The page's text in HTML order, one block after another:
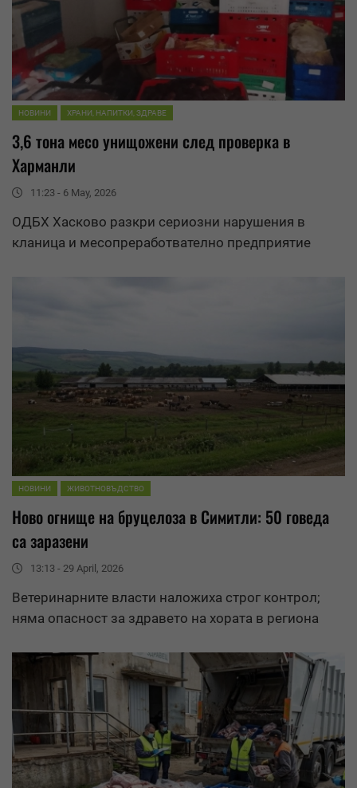
НОВИНИ ХРАНИ, НАПИТКИ, ЗДРАВЕ
3,6 тона месо унищожени след проверка в
Харманли
11:23 - 6 May, 2026
ОДБХ Хасково разкри сериозни нарушения в
кланица и месопреработвателно предприятие
НОВИНИ ЖИВОТНОВЪДСТВО
Ново огнище на бруцелоза в Симитли: 50 говеда
са заразени
13:13 - 29 April, 2026
Ветеринарните власти наложиха строг контрол;
няма опасност за здравето на хората в региона